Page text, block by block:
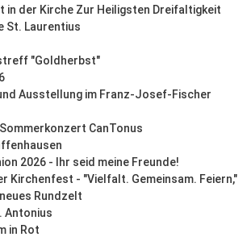
in der Kirche Zur Heiligsten Dreifaltigkeit
St. Laurentius
"Goldherbst"
Ausstellung im Franz-Josef-Fischer
CanTonus
2026 - Ihr seid meine Freunde!
Kirchenfest - "Vielfalt. Gemeinsam. Feiern,"
Rundzelt
Antonius
in Rot